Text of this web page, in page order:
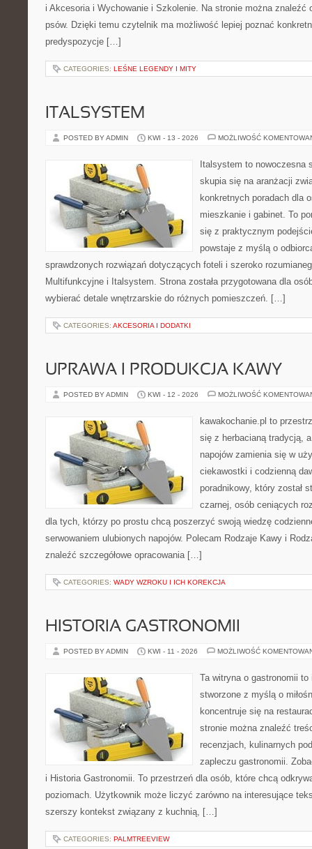
i Akcesoria i Wychowanie i Szkolenie. Na stronie można znaleźć
psów. Dzięki temu czytelnik ma możliwość lepiej poznać
predyspozycje […]
CATEGORIES: LEŚNE LEGENDY I MITY
ITALSYSTEM
POSTED BY ADMIN KWI - 13 - 2026 MOŻLIWOŚĆ
Italsystem to nowoczesna
skupia się na aranżacji
konkretnych poradach dla
mieszkanie i gabinet. To
się z praktycznym
powstaje z myślą o
sprawdzonych rozwiązań dotyczących foteli i szeroko
Multifunkcyjne i Italsystem. Strona została przygotowana dla
wybierać detale wnętrzarskie do różnych pomieszczeń. […]
CATEGORIES: AKCESORIA I DODATKI
UPRAWA I PRODUKCJA KAWY
POSTED BY ADMIN KWI - 12 - 2026 MOŻLIWOŚĆ
kawakochanie.pl to
się z herbacianą tradycją,
napojów zamienia się w
ciekawostki i codzienną
poradnikowy, który został
czarnej, osób ceniących
dla tych, którzy po prostu chcą poszerzyć swoją wiedzę
serwowaniem ulubionych napojów. Polecam Rodzaje Kawy i
znaleźć szczegółowe opracowania […]
CATEGORIES: WADY WZROKU I ICH KOREKCJA
HISTORIA GASTRONOMII
POSTED BY ADMIN KWI - 11 - 2026 MOŻLIWOŚĆ
Ta witryna o gastronomii
stworzone z myślą o
koncentruje się na
stronie można znaleźć
recenzjach, kulinarnych
zapleczu gastronomii.
i Historia Gastronomii. To przestrzeń dla osób, które chcą
poziomach. Użytkownik może liczyć zarówno na interesujące
szerszy kontekst związany z kuchnią, […]
CATEGORIES: PALMTREEVIEW